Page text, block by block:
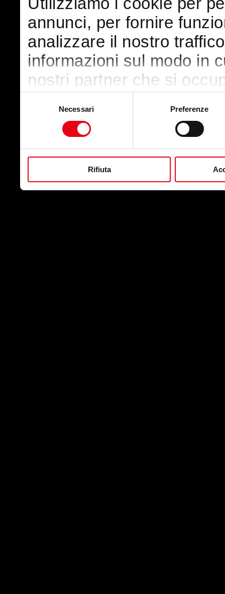
annunci, per fornire
analizzare il nostro
informazioni sul modo in
nostri partner che si
con altre informazioni
raccolto dal suo utilizzo
Necessari Preferenze
Rifiuta